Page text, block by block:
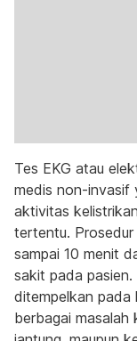
Tes EKG atau
medis non-invasif
aktivitas
tertentu.
sampai 10 menit
sakit pada
ditempelkan
berbagai masalah